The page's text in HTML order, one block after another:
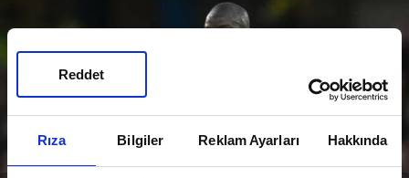
Rıza Bilgiler Reklam Ayarları Hakkında
Reddet